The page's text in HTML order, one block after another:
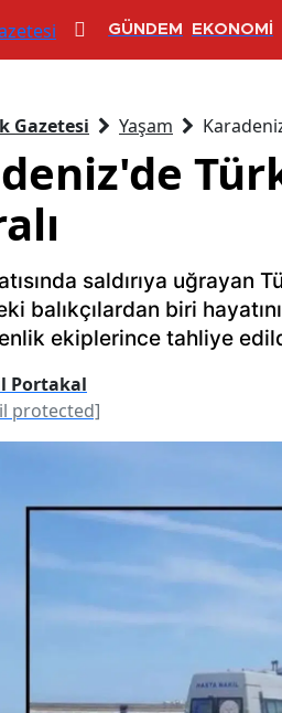
GÜNDEM EKONOMİ
Gazetesi Yaşam
saldırıya uğrayan
balıkçılardan biri
ekiplerince tahliye
Portakal
protected]